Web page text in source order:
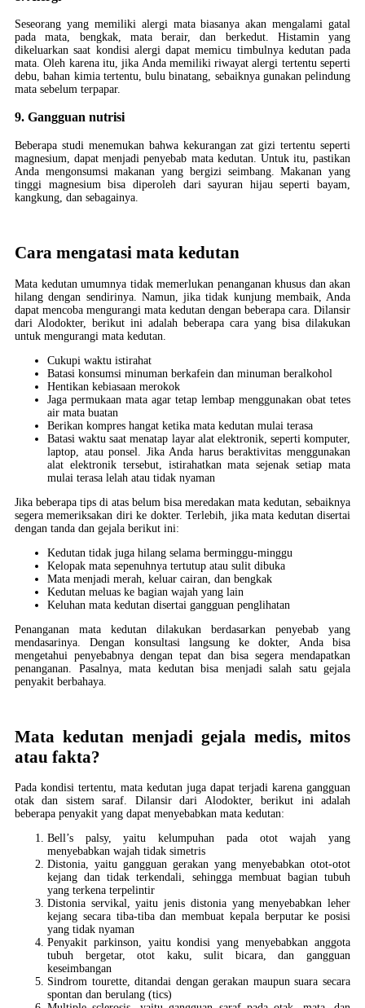
Seseorang yang memiliki alergi mata biasanya akan mengalami gatal
pada mata, bengkak, mata berair, dan berkedut. Histamin yang
dikeluarkan saat kondisi alergi dapat memicu timbulnya kedutan pada
mata. Oleh karena itu, jika Anda memiliki riwayat alergi tertentu seperti
debu, bahan kimia tertentu, bulu binatang, sebaiknya gunakan pelindung
mata sebelum terpapar.
9. Gangguan nutrisi
Beberapa studi menemukan bahwa kekurangan zat gizi tertentu seperti
magnesium, dapat menjadi penyebab mata kedutan. Untuk itu, pastikan
Anda mengonsumsi makanan yang bergizi seimbang. Makanan yang
tinggi magnesium bisa diperoleh dari sayuran hijau seperti bayam,
kangkung, dan sebagainya.
Cara mengatasi mata kedutan
Mata kedutan umumnya tidak memerlukan penanganan khusus dan akan
hilang dengan sendirinya. Namun, jika tidak kunjung membaik, Anda
dapat mencoba mengurangi mata kedutan dengan beberapa cara. Dilansir
dari Alodokter, berikut ini adalah beberapa cara yang bisa dilakukan
untuk mengurangi mata kedutan.
Cukupi waktu istirahat
Batasi konsumsi minuman berkafein dan minuman beralkohol
Hentikan kebiasaan merokok
Jaga permukaan mata agar tetap lembap menggunakan obat tetes
air mata buatan
Berikan kompres hangat ketika mata kedutan mulai terasa
Batasi waktu saat menatap layar alat elektronik, seperti komputer,
laptop, atau ponsel. Jika Anda harus beraktivitas menggunakan
alat elektronik tersebut, istirahatkan mata sejenak setiap mata
mulai terasa lelah atau tidak nyaman
Jika beberapa tips di atas belum bisa meredakan mata kedutan, sebaiknya
segera memeriksakan diri ke dokter. Terlebih, jika mata kedutan disertai
dengan tanda dan gejala berikut ini:
Kedutan tidak juga hilang selama berminggu-minggu
Kelopak mata sepenuhnya tertutup atau sulit dibuka
Mata menjadi merah, keluar cairan, dan bengkak
Kedutan meluas ke bagian wajah yang lain
Keluhan mata kedutan disertai gangguan penglihatan
Penanganan mata kedutan dilakukan berdasarkan penyebab yang
mendasarinya. Dengan konsultasi langsung ke dokter, Anda bisa
mengetahui penyebabnya dengan tepat dan bisa segera mendapatkan
penanganan. Pasalnya, mata kedutan bisa menjadi salah satu gejala
penyakit berbahaya.
Mata kedutan menjadi gejala medis, mitos
atau fakta?
Pada kondisi tertentu, mata kedutan juga dapat terjadi karena gangguan
otak dan sistem saraf. Dilansir dari Alodokter, berikut ini adalah
beberapa penyakit yang dapat menyebabkan mata kedutan:
Bell’s palsy, yaitu kelumpuhan pada otot wajah yang
menyebabkan wajah tidak simetris
Distonia, yaitu gangguan gerakan yang menyebabkan otot-otot
kejang dan tidak terkendali, sehingga membuat bagian tubuh
yang terkena terpelintir
Distonia servikal, yaitu jenis distonia yang menyebabkan leher
kejang secara tiba-tiba dan membuat kepala berputar ke posisi
yang tidak nyaman
Penyakit parkinson, yaitu kondisi yang menyebabkan anggota
tubuh bergetar, otot kaku, sulit bicara, dan gangguan
keseimbangan
Sindrom tourette, ditandai dengan gerakan maupun suara secara
spontan dan berulang (tics)